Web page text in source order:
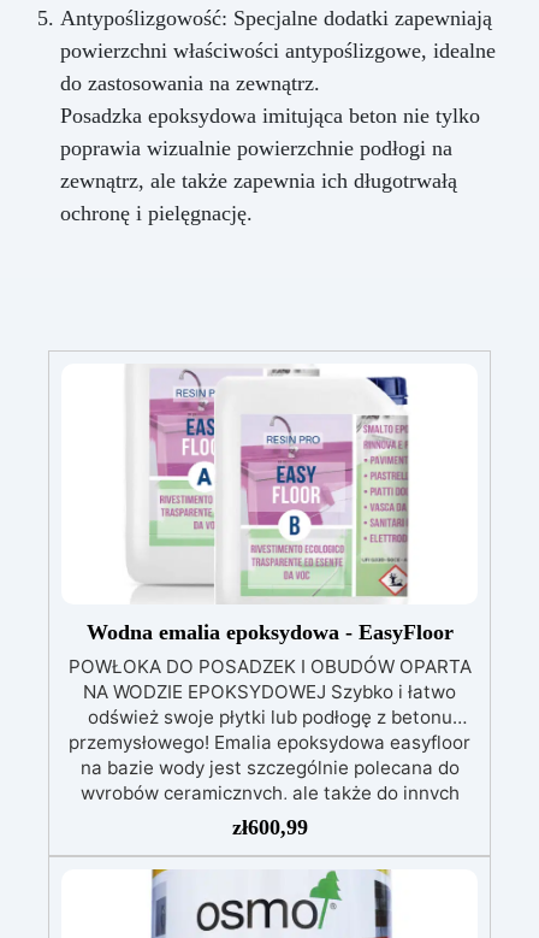
Antypoślizgowość: Specjalne dodatki zapewniają
powierzchni właściwości antypoślizgowe, idealne
do zastosowania na zewnątrz.
Posadzka epoksydowa imitująca beton nie tylko
poprawia wizualnie powierzchnie podłogi na
zewnątrz, ale także zapewnia ich długotrwałą
ochronę i pielęgnację.
Wodna emalia epoksydowa - EasyFloor
POWŁOKA DO POSADZEK I OBUDÓW OPARTA
NA WODZIE EPOKSYDOWEJ Szybko i łatwo
odśwież swoje płytki lub podłogę z betonu
przemysłowego! Emalia epoksydowa easyfloor
na bazie wody jest szczególnie polecana do
wyrobów ceramicznych, ale także do innych
rodzajów podłoża, takich jak płytki ceramiczne
czy też podłogi z betonu przemysłowego.
Tworzy warstwę ochronną, która chroni przed
zużyciem i przywraca blask powierzchniom!
Emalia wodna bez nieprzyjemnych zapachów,
zł600,99